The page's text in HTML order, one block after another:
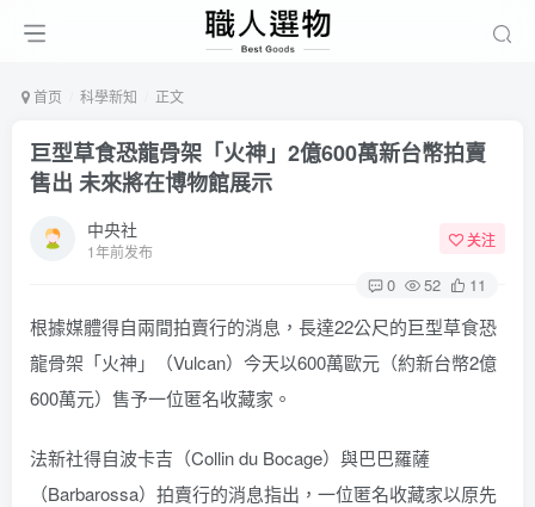
首页 科學新知 正文
巨型草食恐龍骨架「火神」2億600萬新台幣拍賣
售出 未來將在博物館展示
中央社
1年前发布
关注
0 52 11
根據媒體得自兩間拍賣行的消息，長達22公尺的巨型草食恐
龍骨架「火神」（Vulcan）今天以600萬歐元（約新台幣2億
600萬元）售予一位匿名收藏家。
法新社得自波卡吉（Collin du Bocage）與巴巴羅薩
（Barbarossa）拍賣行的消息指出，一位匿名收藏家以原先